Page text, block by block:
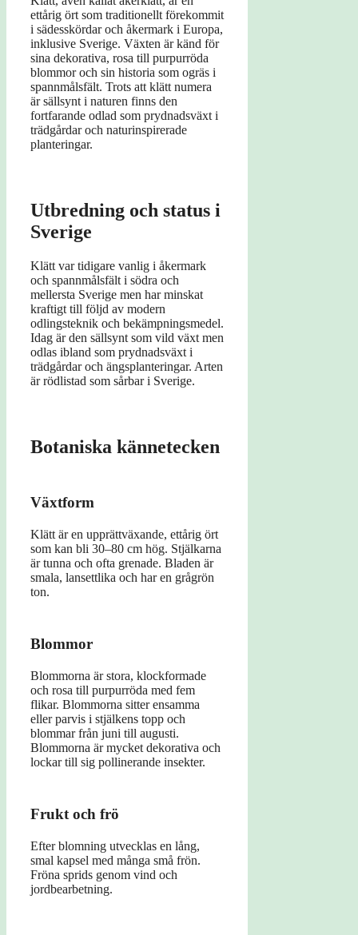
ettårig ört som traditionellt förekommit
i sädesskördar och åkermark i Europa,
inklusive Sverige. Växten är känd för
sina dekorativa, rosa till purpurröda
blommor och sin historia som ogräs i
spannmålsfält. Trots att klätt numera
är sällsynt i naturen finns den
fortfarande odlad som prydnadsväxt i
trädgårdar och naturinspirerade
planteringar.
Utbredning och status i
Sverige
Klätt var tidigare vanlig i åkermark
och spannmålsfält i södra och
mellersta Sverige men har minskat
kraftigt till följd av modern
odlingsteknik och bekämpningsmedel.
Idag är den sällsynt som vild växt men
odlas ibland som prydnadsväxt i
trädgårdar och ängsplanteringar. Arten
är rödlistad som sårbar i Sverige.
Botaniska kännetecken
Växtform
Klätt är en upprättväxande, ettårig ört
som kan bli 30–80 cm hög. Stjälkarna
är tunna och ofta grenade. Bladen är
smala, lansettlika och har en grågrön
ton.
Blommor
Blommorna är stora, klockformade
och rosa till purpurröda med fem
flikar. Blommorna sitter ensamma
eller parvis i stjälkens topp och
blommar från juni till augusti.
Blommorna är mycket dekorativa och
lockar till sig pollinerande insekter.
Frukt och frö
Efter blomning utvecklas en lång,
smal kapsel med många små frön.
Fröna sprids genom vind och
jordbearbetning.